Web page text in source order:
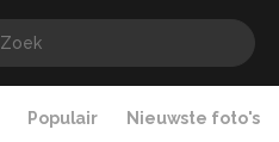
Populair Nieuwste foto's